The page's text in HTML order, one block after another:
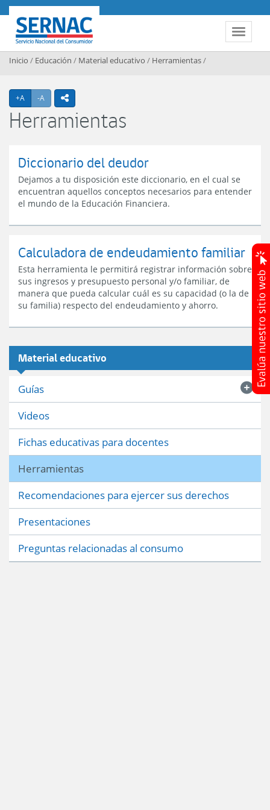
Contenido principal
Toggle
SERNAC
Inicio / Educación / Material educativo / Herramientas/
+A Agrandar texto
-A Achicar textoicono compartir
Herramientas
Diccionario del deudor
Dejamos a tu disposición este diccionario, en el cual se
encuentran aquellos conceptos necesarios para entender
el mundo de la Educación Financiera.
Calculadora de endeudamiento familiar
Esta herramienta le permitirá registrar información sobre
sus ingresos y presupuesto personal y/o familiar, de
manera que pueda calcular cuál es su capacidad (o la de
su familia) respecto del endeudamiento y ahorro.
Material educativo
Guías
Videos
Fichas educativas para docentes
Herramientas
Recomendaciones para ejercer sus derechos
Presentaciones
Preguntas relacionadas al consumo